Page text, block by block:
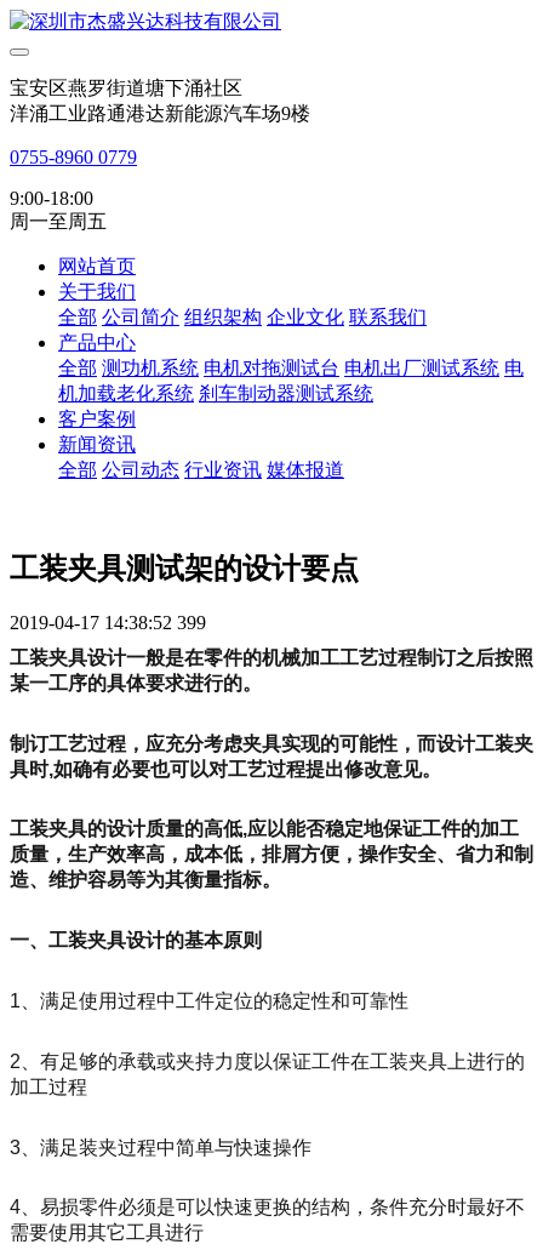
宝安区燕罗街道塘下涌社区
洋涌工业路通港达新能源汽车场9楼
0755-8960 0779
9:00-18:00
周一至周五
网站首页
关于我们
全部 公司简介 组织架构 企业文化 联系我们
产品中心
全部 测功机系统 电机对拖测试台 电机出厂测试系统 电
机加载老化系统 刹车制动器测试系统
客户案例
新闻资讯
全部 公司动态 行业资讯 媒体报道
工装夹具测试架的设计要点
2019-04-17 14:38:52 399
工装夹具设计一般是在零件的机械加工工艺过程制订之后按照
某一工序的具体要求进行的。
制订工艺过程，应充分考虑夹具实现的可能性，而设计工装夹
具时,如确有必要也可以对工艺过程提出修改意见。
工装夹具的设计质量的高低,应以能否稳定地保证工件的加工
质量，生产效率高，成本低，排屑方便，操作安全、省力和制
造、维护容易等为其衡量指标。
一、工装夹具设计的基本原则
1、满足使用过程中工件定位的稳定性和可靠性
2、有足够的承载或夹持力度以保证工件在工装夹具上进行的
加工过程
3、满足装夹过程中简单与快速操作
4、易损零件必须是可以快速更换的结构，条件充分时最好不
需要使用其它工具进行